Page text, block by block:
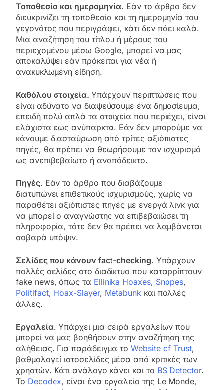
Τοποθεσία και ημερομηνία. Εάν το άρθρο δεν
διευκρινίζει τη τοποθεσία και τη ημερομηνία του
γεγονότος που περιγράφει, κάτι δεν πάει καλά.
Μια αναζήτηση του τίτλου ή μέρους του
περιεχομένου μέσω Google, μπορεί να μας
αποκαλύψει εάν πρόκειται για νέα ή
ανακυκλωμένη είδηση.
Καθόλου στοιχεία. Υπάρχουν περιπτώσεις που
είναι αδύνατο να διαψεύσουμε ένα δημοσίευμα,
επειδή πολύ απλά τα στοιχεία που περιέχει, είναι
ελάχιστα έως ανύπαρκτα. Εάν δεν μπορούμε να
κάνουμε διασταύρωση από τρίτες αξιόπιστες
πηγές, θα πρέπει να θεωρήσουμε τον ισχυρισμό
ως ανεπιβεβαίωτο ή αναπόδεικτο.
Πηγές. Εάν το άρθρο που διαβάζουμε
διατυπώνει επιθετικούς ισχυρισμούς, χωρίς να
παραθέτει αξιόπιστες πηγές με ενεργά λινκ για
να μπορεί ο αναγνώστης να επιβεβαιώσει τη
πληροφορία, τότε δεν θα πρέπει να λαμβάνεται
σοβαρά υπόψιν.
Σελίδες που κάνουν fact-checking. Υπάρχουν
πολλές σελίδες στο διαδίκτυο που καταρρίπτουν
fake news, όπως τα Ellinika Hoaxes, Snopes,
Politifact, Hoax-Slayer, Metabunk και πολλές
άλλες.
Εργαλεία. Υπάρχει μια σειρά εργαλείων που
μπορεί να μας βοηθήσουν στην αναζήτηση της
αλήθειας. Για παράδειγμα το Website of Trust,
βαθμολογεί ιστοσελίδες μέσα από κριτικές των
χρηστών. Κάτι ανάλογο κάνει και το BS Detector.
To Decodex, είναι ένα εργαλείο της Le Monde,